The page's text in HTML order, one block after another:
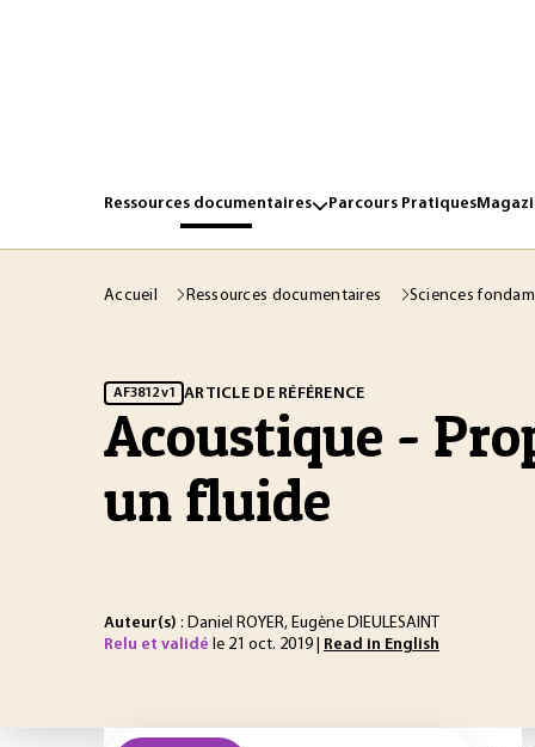
Ressources documentaires Parcours Pratiques
Accueil Ressources documentaires Sciences
AF3812 v1 ARTICLE DE RÉFÉRENCE
Acoustique -
un fluide
Auteur(s) : Daniel ROYER, Eugène DIEULESAINT
Relu et validé le 21 oct. 2019 | Read in English